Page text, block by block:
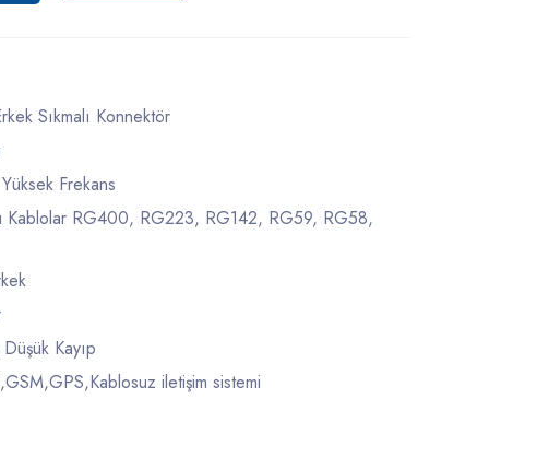
Sıkmalı Konnektör
Yüksek Frekans
Kablolar RG400, RG223, RG142, RG59, RG58,
Kayıp
iletişim sistemi